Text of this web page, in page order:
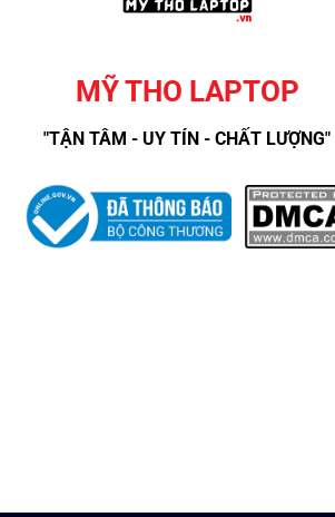
MỸ THO LAPTOP
"TẬN TÂM - UY TÍN - CHẤT LƯỢNG"